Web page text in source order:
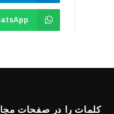
کلمات را در صفحات